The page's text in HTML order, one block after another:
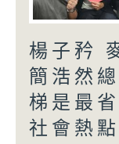
楊子矜
簡浩然
梯是最
社會熱